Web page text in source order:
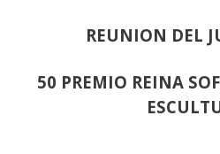
REUNION DEL
50 PREMIO REINA